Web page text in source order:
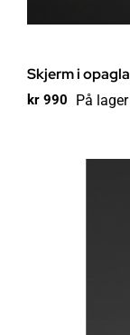
Skjerm i
kr 990 På lager